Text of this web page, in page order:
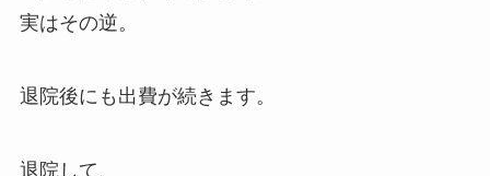
実はその逆。
退院後にも出費が続きます。
退院して、